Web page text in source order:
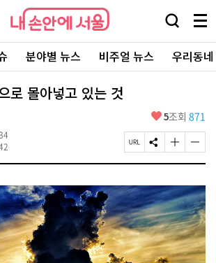
내
손
에
울
검
창
열
기
메
뉴
전
체
보
분야별 뉴스 비주얼 뉴스 우리동
로 몰아넣고 있는 것
좋
요
5조회 871
페
이
U
R
L
복
사
S
N
공
유
하
기
글
자
기
크
게
변
경
하
기
글
자
기
작
게
변
경
하
기